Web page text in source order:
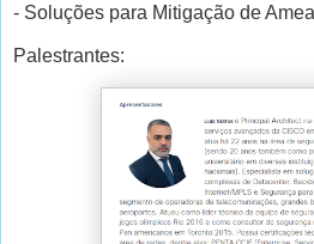
- Soluções para Mitigação de
Palestrantes: